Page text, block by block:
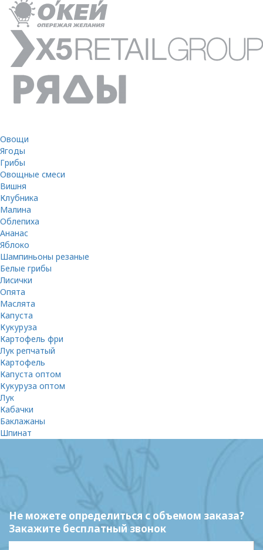
Овощи
Ягоды
Грибы
Овощные смеси
Вишня
Клубника
Малина
Облепиха
Ананас
Яблоко
Шампиньоны резаные
Белые грибы
Лисички
Опята
Маслята
Капуста
Кукуруза
Картофель фри
Лук репчатый
Картофель
Капуста оптом
Кукуруза оптом
Лук
Кабачки
Баклажаны
Шпинат
Не можете определиться с объемом заказа?
Закажите бесплатный звонок